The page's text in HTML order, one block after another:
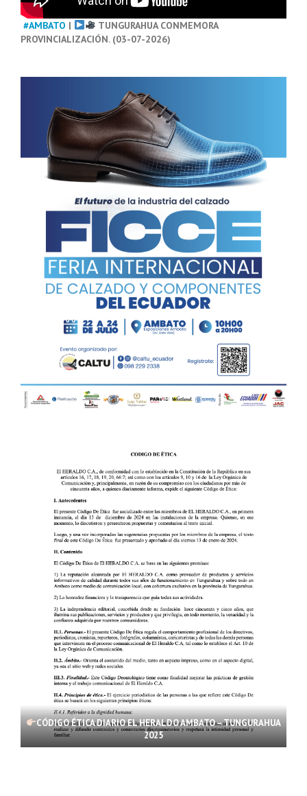
#AMBATO |
TUNGURAHUA CONMEMORA
PROVINCIALIZACIÓN. (03-07-2026)
CÓDIGO ÉTICA DIARIO EL HERALDO AMBATO – TUNGURAHUA
2025